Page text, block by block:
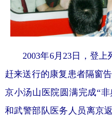
2003年6月23日，登上
赶来送行的康复患者隔窗
京小汤山医院圆满完成“
和武警部队医务人员离京